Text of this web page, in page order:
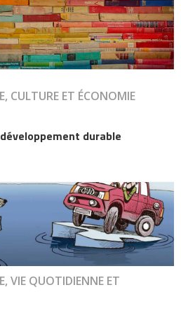
CULTURE ET ÉCONOMIE
durable
VIE QUOTIDIENNE ET